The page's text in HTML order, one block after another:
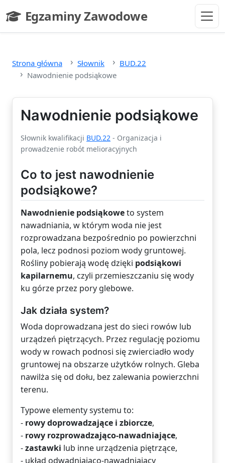
Egzaminy Zawodowe
- strona główna
Strona główna Słownik
BUD.22
Nawodnienie podsiąkowe
Nawodnienie podsiąkowe
Słownik kwalifikacji BUD.22 - Organizacja i
prowadzenie robót melioracyjnych
Co to jest nawodnienie
podsiąkowe?
Nawodnienie podsiąkoweto system
nawadniania, w którym woda nie jest
rozprowadzana bezpośrednio po powierzchni
pola, lecz podnosi poziom wody gruntowej.
Rośliny pobierają wodę dzięki podsiąkowi
kapilarnemu, czyli przemieszczaniu się wody
ku górze przez pory glebowe.
Jak działa system?
Woda doprowadzana jest do sieci rowów lub
urządzeń piętrzących. Przez regulację poziomu
wody w rowach podnosi się zwierciadło wody
gruntowej na obszarze użytków rolnych. Gleba
nawilża się od dołu, bez zalewania powierzchni
terenu.
Typowe elementy systemu to:
- rowy doprowadzające i zbiorcze,
- rowy rozprowadzająco-nawadniające,
-zastawki lub inne urządzenia piętrzące,
- układ odwadniająco-nawadniający